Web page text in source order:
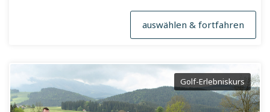
auswählen & fortfahren
Golf-Erlebniskurs